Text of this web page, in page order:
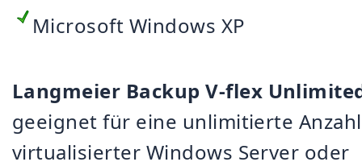
Microsoft Windows XP
Langmeier Backup V-flex
geeignet für eine unlimitierte Anzahl
virtualisierter Windows Server oder